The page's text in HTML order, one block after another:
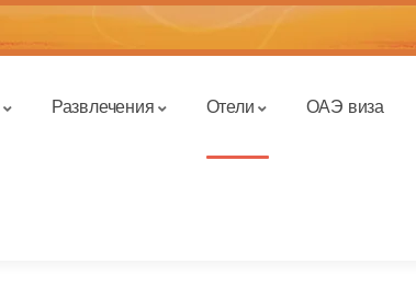
Развлечения Отели ОАЭ виза